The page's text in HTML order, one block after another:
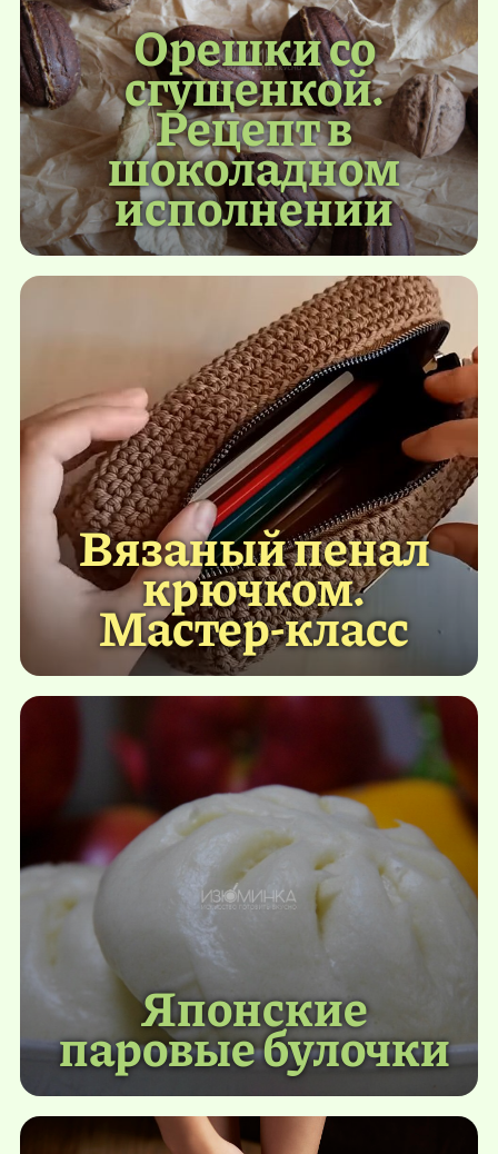
Орешки со
сгущенкой.
Рецепт в
шоколадном
исполнении
Вязаный пенал
крючком.
Мастер-класс
Японские
паровые булочки